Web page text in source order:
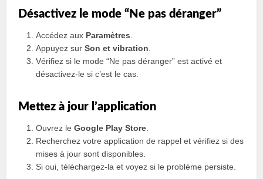
Désactivez le mode “Ne pas déranger”
Accédez aux Paramètres
Appuyez surSon et vibration
Vérifiez si le mode “Ne pas déranger” est activé et
désactivez-le si c’est le cas.
Mettez à jour l’application
Ouvrez leGoogle Play Store
Recherchez votre application de rappel et vérifiez si des
mises à jour sont disponibles.
Si oui, téléchargez-la et voyez si le problème persiste.